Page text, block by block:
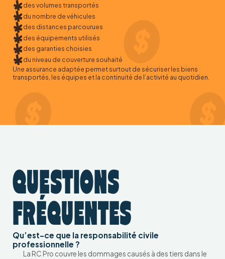
des volumes transportés
du nombre de véhicules
des distances parcourues
des équipements utilisés
des garanties choisies
du niveau de couverture souhaité
Une assurance adaptée permet surtout de sécuriser les biens
transportés, les équipes et la continuité de l’activité au quotidien.
QUESTIONS
FRÉQUENTES
Qu’est-ce que la responsabilité civile
professionnelle ?
La RC Pro couvre les dommages causés à des tiers dans le